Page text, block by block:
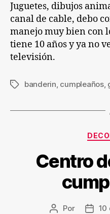
Juguetes, dibujos
canal de cable, debo
manejo muy bien con
tiene 10 años y ya no
televisión.
Etiquetas
banderin, cumpleaños,
Centro
Autor
Por
Fecha
10